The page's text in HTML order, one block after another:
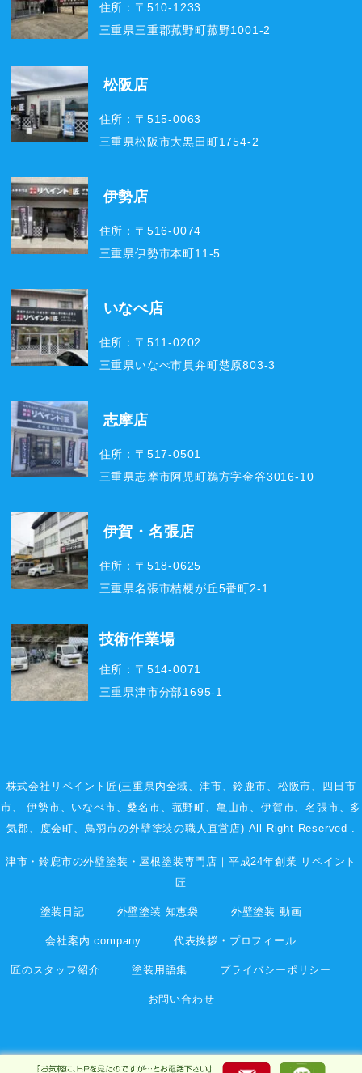
住所：〒510-1233
三重県三重郡菰野町菰野1001-2
松阪店
住所：〒515-0063
三重県松阪市大黒田町1754-2
伊勢店
住所：〒516-0074
三重県伊勢市本町11-5
いなべ店
住所：〒511-0202
三重県いなべ市員弁町楚原803-3
志摩店
住所：〒517-0501
三重県志摩市阿児町鵜方字金谷3016-10
伊賀・名張店
住所：〒518-0625
三重県名張市桔梗が丘5番町2-1
技術作業場
住所：〒514-0071
三重県津市分部1695-1
株式会社リペイント匠(三重県内全域、津市、鈴鹿市、 松阪市、 四日市
市、 伊勢市、いなべ市、桑名市、菰野町、 亀山市、伊賀市、名張市、多
気郡、度会町、鳥羽市の外壁塗装の職人直営店) All Right Reserved .
津市・鈴鹿市の外壁塗装・屋根塗装専門店｜平成24年創業 リペイント
匠
塗装日記 外壁塗装 知恵袋 外壁塗装 動画
会社案内 company 代表挨拶・プロフィール
匠のスタッフ紹介 塗装用語集 プライバシーポリシー
お問い合わせ